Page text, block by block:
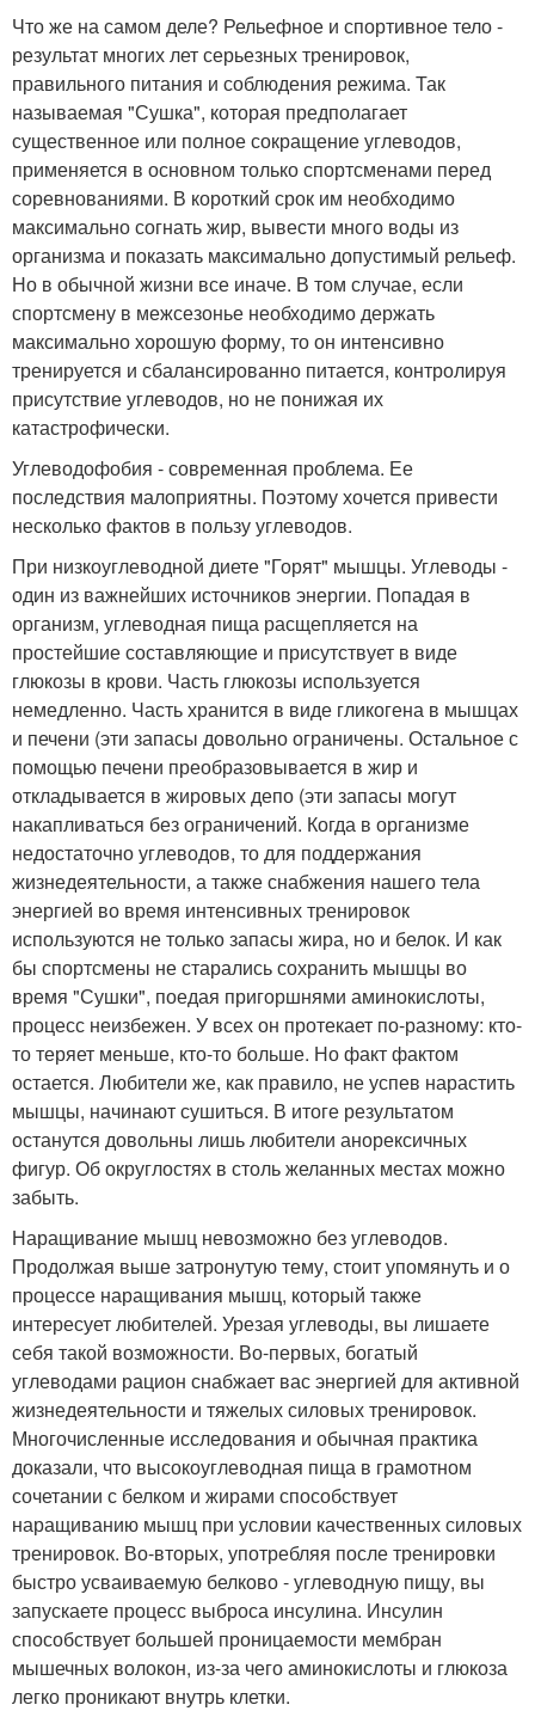
Что же на самом деле? Рельефное и спортивное тело -
результат многих лет серьезных тренировок,
правильного питания и соблюдения режима. Так
называемая "Сушка", которая предполагает
существенное или полное сокращение углеводов,
применяется в основном только спортсменами перед
соревнованиями. В короткий срок им необходимо
максимально согнать жир, вывести много воды из
организма и показать максимально допустимый рельеф.
Но в обычной жизни все иначе. В том случае, если
спортсмену в межсезонье необходимо держать
максимально хорошую форму, то он интенсивно
тренируется и сбалансированно питается, контролируя
присутствие углеводов, но не понижая их
катастрофически.
Углеводофобия - современная проблема. Ее
последствия малоприятны. Поэтому хочется привести
несколько фактов в пользу углеводов.
При низкоуглеводной диете "Горят" мышцы. Углеводы -
один из важнейших источников энергии. Попадая в
организм, углеводная пища расщепляется на
простейшие составляющие и присутствует в виде
глюкозы в крови. Часть глюкозы используется
немедленно. Часть хранится в виде гликогена в мышцах
и печени (эти запасы довольно ограничены. Остальное с
помощью печени преобразовывается в жир и
откладывается в жировых депо (эти запасы могут
накапливаться без ограничений. Когда в организме
недостаточно углеводов, то для поддержания
жизнедеятельности, а также снабжения нашего тела
энергией во время интенсивных тренировок
используются не только запасы жира, но и белок. И как
бы спортсмены не старались сохранить мышцы во
время "Сушки", поедая пригоршнями аминокислоты,
процесс неизбежен. У всех он протекает по-разному: кто-
то теряет меньше, кто-то больше. Но факт фактом
остается. Любители же, как правило, не успев нарастить
мышцы, начинают сушиться. В итоге результатом
останутся довольны лишь любители анорексичных
фигур. Об округлостях в столь желанных местах можно
забыть.
Наращивание мышц невозможно без углеводов.
Продолжая выше затронутую тему, стоит упомянуть и о
процессе наращивания мышц, который также
интересует любителей. Урезая углеводы, вы лишаете
себя такой возможности. Во-первых, богатый
углеводами рацион снабжает вас энергией для активной
жизнедеятельности и тяжелых силовых тренировок.
Многочисленные исследования и обычная практика
доказали, что высокоуглеводная пища в грамотном
сочетании с белком и жирами способствует
наращиванию мышц при условии качественных силовых
тренировок. Во-вторых, употребляя после тренировки
быстро усваиваемую белково - углеводную пищу, вы
запускаете процесс выброса инсулина. Инсулин
способствует большей проницаемости мембран
мышечных волокон, из-за чего аминокислоты и глюкоза
легко проникают внутрь клетки.